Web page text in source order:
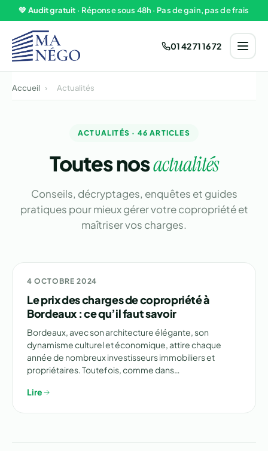
Aller au contenu
💚 Audit gratuit · Réponse sous 48h · Pas de gain, pas de frais
01 42 71 16 72
Accueil › Actualités
ACTUALITÉS · 46 ARTICLES
Toutes nosactualités
Conseils, décryptages, enquêtes et guides
pratiques pour mieux gérer votre copropriété et
maîtriser vos charges.
NON CLASSÉ
4 OCTOBRE 2024
Le prix des charges de copropriété à
Bordeaux : ce qu’il faut savoir
Bordeaux, avec son architecture élégante, son
dynamisme culturel et économique, attire chaque
année de nombreux investisseurs immobiliers et
propriétaires. Toutefois, comme dans…
Lire